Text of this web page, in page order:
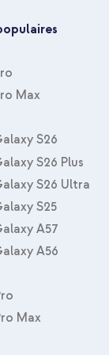
Max
S26
S26 Plus
S26 Ultra
S25
A57
A56
Max